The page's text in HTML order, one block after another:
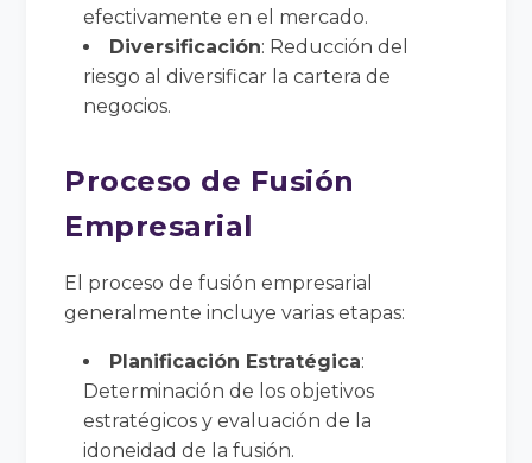
efectivamente en el mercado.
Diversificación: Reducción del
riesgo al diversificar la cartera de
negocios.
Proceso de Fusión
Empresarial
El proceso de fusión empresarial
generalmente incluye varias etapas:
Planificación Estratégica:
Determinación de los objetivos
estratégicos y evaluación de la
idoneidad de la fusión.